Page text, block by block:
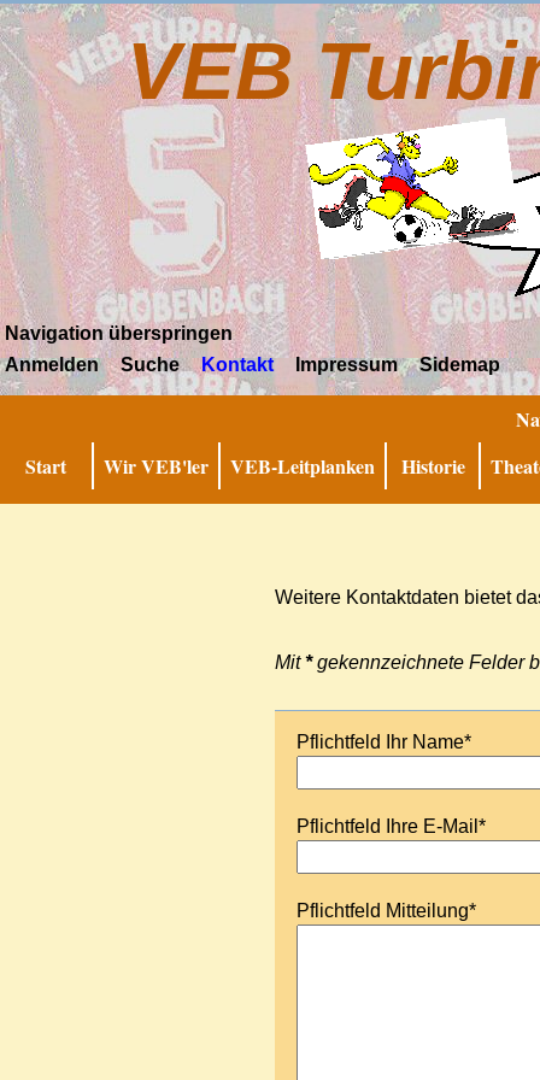
VEB
Navigation überspringen
Anmelden
Suche Kontakt Impressum Sidemap
Start
Wir VEB'ler VEB-Leitplanken Historie
Weitere Kontaktdaten bietet
Mit*gekennzeichnete Felder
Pflichtfeld Ihr Name*
Pflichtfeld Ihre E-Mail *
Pflichtfeld Mitteilung*